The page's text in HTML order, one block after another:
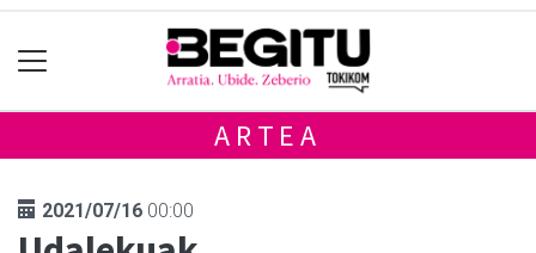
ARTEA
2021/07/16 00:00